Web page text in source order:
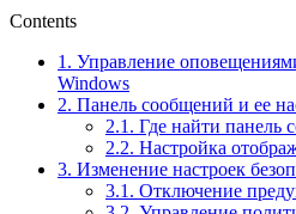
Contents
1. Управление
Windows
2. Панель сообщений и ее
2.1. Где найти панель
2.2. Настройка
3. Изменение настроек
3.1. Отключение